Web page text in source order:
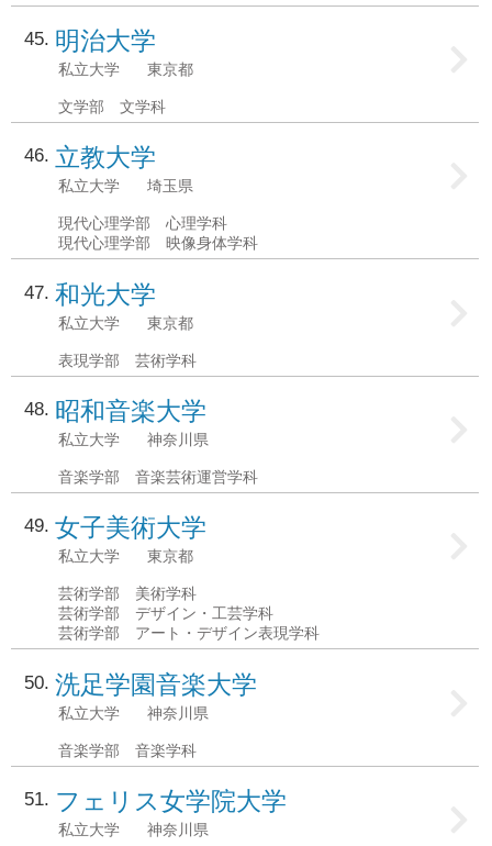
45 明治大学
私立大学 東京都
文学部 文学科
46 立教大学
私立大学 埼玉県
現代心理学部 心理学科
現代心理学部 映像身体学科
47 和光大学
私立大学 東京都
表現学部 芸術学科
48 昭和音楽大学
私立大学 神奈川県
音楽学部 音楽芸術運営学科
49 女子美術大学
私立大学 東京都
芸術学部 美術学科
芸術学部 デザイン・工芸学科
芸術学部 アート・デザイン表現学科
50 洗足学園音楽大学
私立大学 神奈川県
音楽学部 音楽学科
51 フェリス女学院大学
私立大学 神奈川県